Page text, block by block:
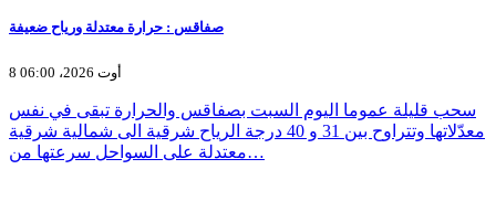
صفاقس : حرارة معتدلة ورياح ضعيفة
8 أوت 2026، 06:00
سحب قليلة عموما اليوم السبت بصفاقس والحرارة تبقى في نفس
معدّلاتها وتتراوح بين 31 و 40 درجة الرياح شرقية الى شمالية شرقية
معتدلة على السواحل سرعتها من…